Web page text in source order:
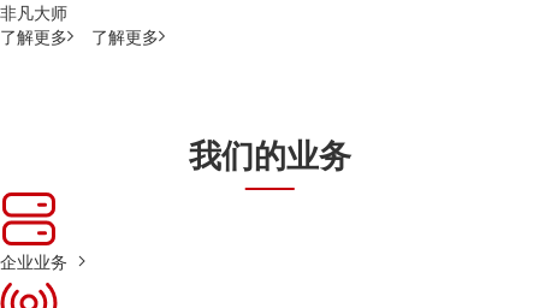
非凡大师
了解更多
了解更多
我们的业务
企业业务